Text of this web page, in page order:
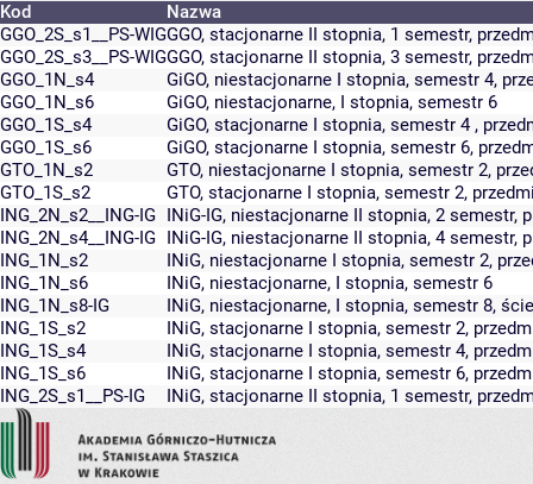
Kod
Nazwa
GGO_2S_s1__PS-WIGGGO, stacjonarne II stopnia, 1 semestr,
GGO_2S_s3__PS-WIGGGO, stacjonarne II stopnia, 3 semestr,
GGO_1N_s4
GiGO, niestacjonarne I stopnia, semestr 4,
GGO_1N_s6
GiGO, niestacjonarne, I stopnia, semestr 6
GGO_1S_s4
GiGO, stacjonarne I stopnia, semestr 4 ,
GGO_1S_s6
GiGO, stacjonarne I stopnia, semestr 6,
GTO_1N_s2
GTO, niestacjonarne I stopnia, semestr 2,
GTO_1S_s2
GTO, stacjonarne I stopnia, semestr 2,
ING_2N_s2__ING-IG INiG-IG, niestacjonarne II stopnia, 2 semestr,
ING_2N_s4__ING-IG INiG-IG, niestacjonarne II stopnia, 4 semestr,
ING_1N_s2
INiG, niestacjonarne I stopnia, semestr 2,
ING_1N_s6
INiG, niestacjonarne, I stopnia, semestr 6
ING_1N_s8-IG
INiG, niestacjonarne, I stopnia, semestr 8,
ING_1S_s2
INiG, stacjonarne I stopnia, semestr 2,
ING_1S_s4
INiG, stacjonarne I stopnia, semestr 4,
ING_1S_s6
INiG, stacjonarne I stopnia, semestr 6,
ING_2S_s1__PS-IG
INiG, stacjonarne II stopnia, 1 semestr,